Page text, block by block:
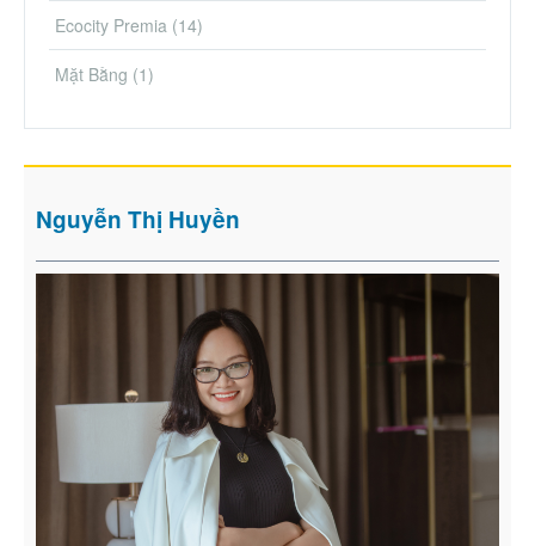
Ecocity Premia (14)
Mặt Bằng (1)
Nguyễn Thị Huyền